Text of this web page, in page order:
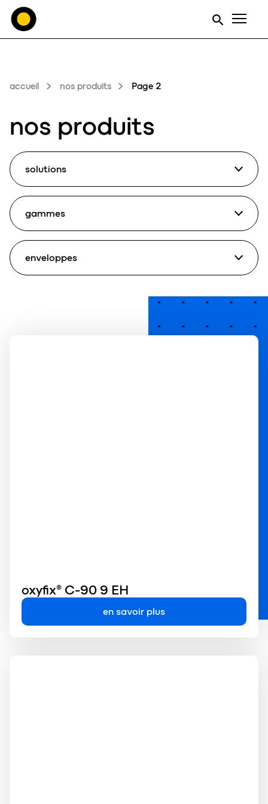
accueil nos produits Page 2
nos produits
oxyfix® C-90 9 EH
en savoir plus